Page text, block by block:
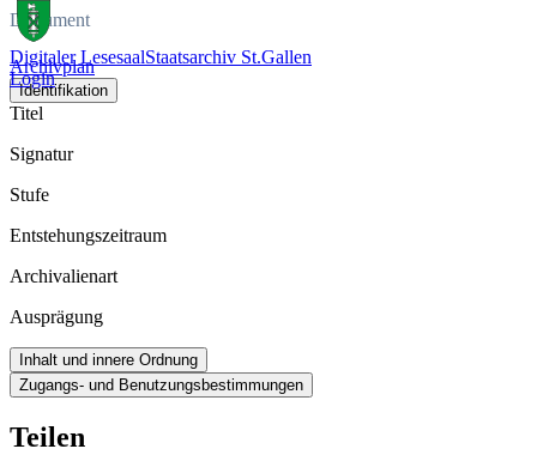
Digitaler LesesaalStaatsarchiv St.Gallen
Login
Dokument
Archivplan
Identifikation
Titel
Signatur
Stufe
Entstehungszeitraum
Archivalienart
Ausprägung
Inhalt und innere Ordnung
Zugangs- und Benutzungsbestimmungen
Teilen